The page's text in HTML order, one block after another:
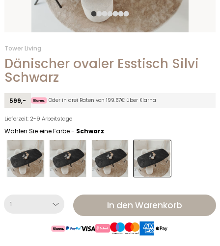
Tower Living
Dänischer ovaler Esstisch Silvi
Schwarz
599,- Oder in drei Raten von 199.67€ über Klarna
Lieferzeit: 2-9 Arbeitstage
Wählen Sie eine Farbe - Schwarz
In den Warenkorb